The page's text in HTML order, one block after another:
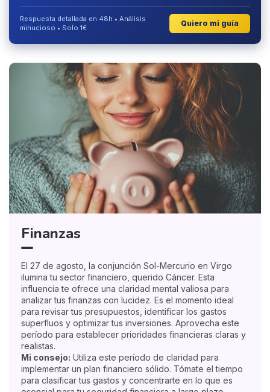
Respuesta detallada en 48h • Análisis
minucioso • Solo 1€
Quiero mi guía
Finanzas
El 27 de agosto, la conjunción Sol-Mercurio en Virgo
ilumina tu sector financiero, querido Cáncer. Esta
influencia te ofrece una claridad mental valiosa para
analizar tus finanzas con lucidez. Es el momento ideal
para revisar tus presupuestos, identificar los gastos
superfluos y optimizar tus inversiones. Aprovecha este
período para establecer prioridades financieras claras y
realistas.
Mi consejo: Utiliza este período de claridad para
implementar un plan financiero sólido. Tómate el tiempo
para clasificar tus gastos y concentrarte en lo que es